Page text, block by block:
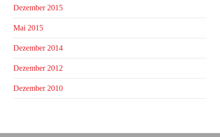
Dezember 2015
Mai 2015
Dezember 2014
Dezember 2012
Dezember 2010